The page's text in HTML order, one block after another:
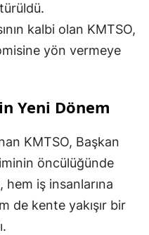
kalbi olan KMTSO,
yön vermeye
Yeni Dönem
KMTSO, Başkan
öncülüğünde
iş insanlarına
de kente yakışır bir